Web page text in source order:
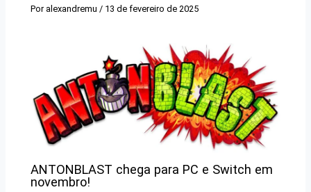
Por alexandremu/ 13 de fevereiro de 2025
ANTONBLAST chega para PC e Switch em
novembro!